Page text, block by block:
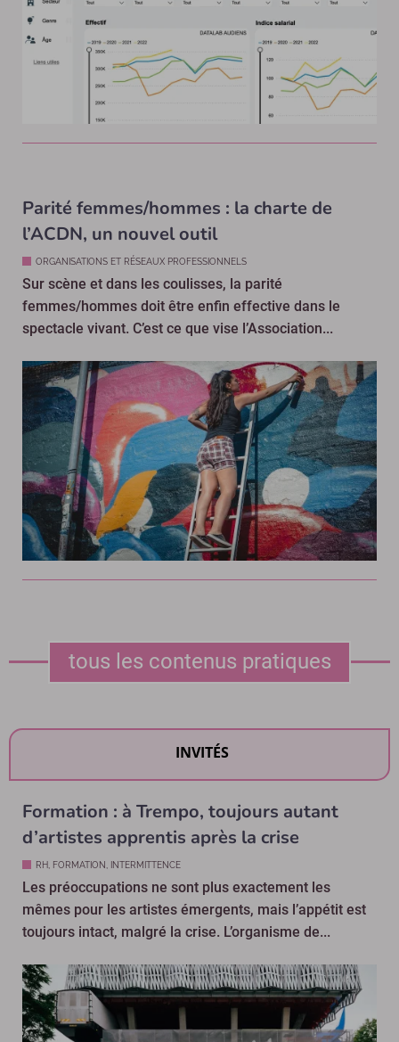
Parité femmes/hommes : la charte de
l’ACDN, un nouvel outil
ORGANISATIONS ET RÉSEAUX PROFESSIONNELS
Sur scène et dans les coulisses, la parité
femmes/hommes doit être enfin effective dans le
spectacle vivant. C’est ce que vise l’Association...
tous les contenus pratiques
INVITÉS
Formation : à Trempo, toujours autant
d’artistes apprentis après la crise
RH, FORMATION, INTERMITTENCE
Les préoccupations ne sont plus exactement les
mêmes pour les artistes émergents, mais l’appétit est
toujours intact, malgré la crise. L’organisme de...